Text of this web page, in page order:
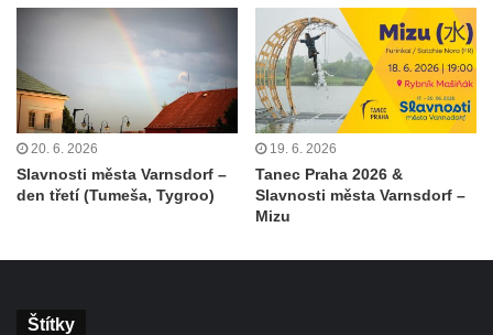
20. 6. 2026
Slavnosti města Varnsdorf –
den třetí (Tumeša, Tygroo)
19. 6. 2026
Tanec Praha 2026 &
Slavnosti města Varnsdorf –
Mizu
Štítky